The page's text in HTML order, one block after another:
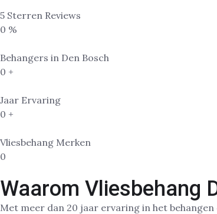
5 Sterren Reviews
0 %
Behangers in Den Bosch
0 +
Jaar Ervaring
0 +
Vliesbehang Merken
0
Waarom Vliesbehang
Met meer dan 20 jaar ervaring in het